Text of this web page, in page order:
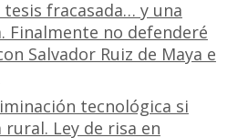
fracasada… y una
Finalmente no defenderé
Salvador Ruiz de Maya e
tecnológica si
rural. Ley de risa en